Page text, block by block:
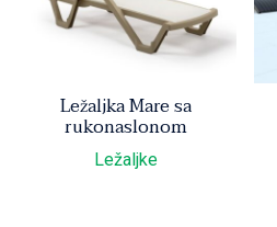
Ležaljka Mare sa
rukonaslonom
Ležaljke